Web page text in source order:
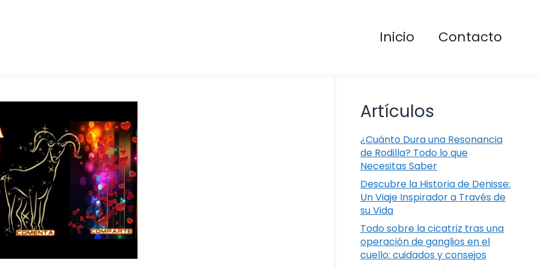
Inicio Contacto
Artículos
¿Cuánto Dura una Resonancia
de Rodilla? Todo lo que
Necesitas Saber
Descubre la Historia de Denisse:
Un Viaje Inspirador a Través de
su Vida
Todo sobre la cicatriz tras una
operación de ganglios en el
cuello: cuidados y consejos